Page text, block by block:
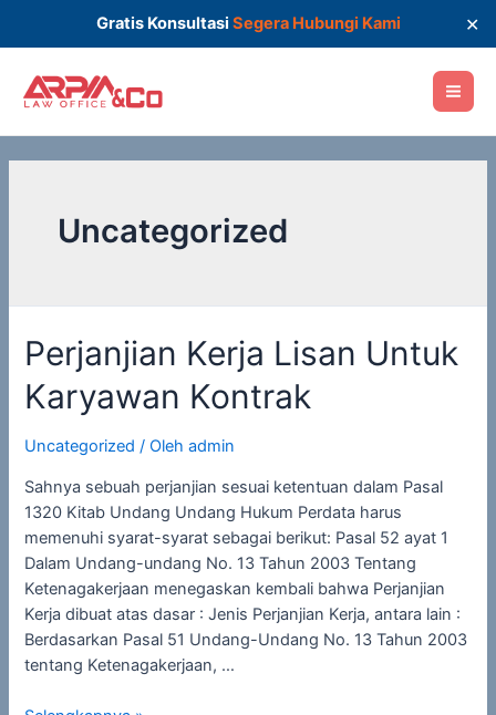
Gratis Konsultasi Segera Hubungi Kami ✕
Uncategorized
Perjanjian Kerja Lisan Untuk
Karyawan Kontrak
Uncategorized / Olehadmin
Sahnya sebuah perjanjian sesuai ketentuan dalam Pasal
1320 Kitab Undang Undang Hukum Perdata harus
memenuhi syarat-syarat sebagai berikut: Pasal 52 ayat 1
Dalam Undang-undang No. 13 Tahun 2003 Tentang
Ketenagakerjaan menegaskan kembali bahwa Perjanjian
Kerja dibuat atas dasar : Jenis Perjanjian Kerja, antara lain :
Berdasarkan Pasal 51 Undang-Undang No. 13 Tahun 2003
tentang Ketenagakerjaan, …